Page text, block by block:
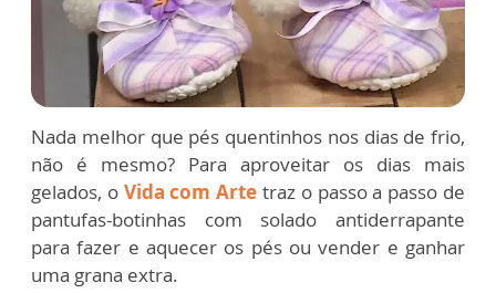
Nada melhor que pés quentinhos nos dias de frio,
não é mesmo? Para aproveitar os dias mais
gelados, o Vida com Arte traz o passo a passo de
pantufas-botinhas com solado antiderrapante
para fazer e aquecer os pés ou vender e ganhar
uma grana extra.